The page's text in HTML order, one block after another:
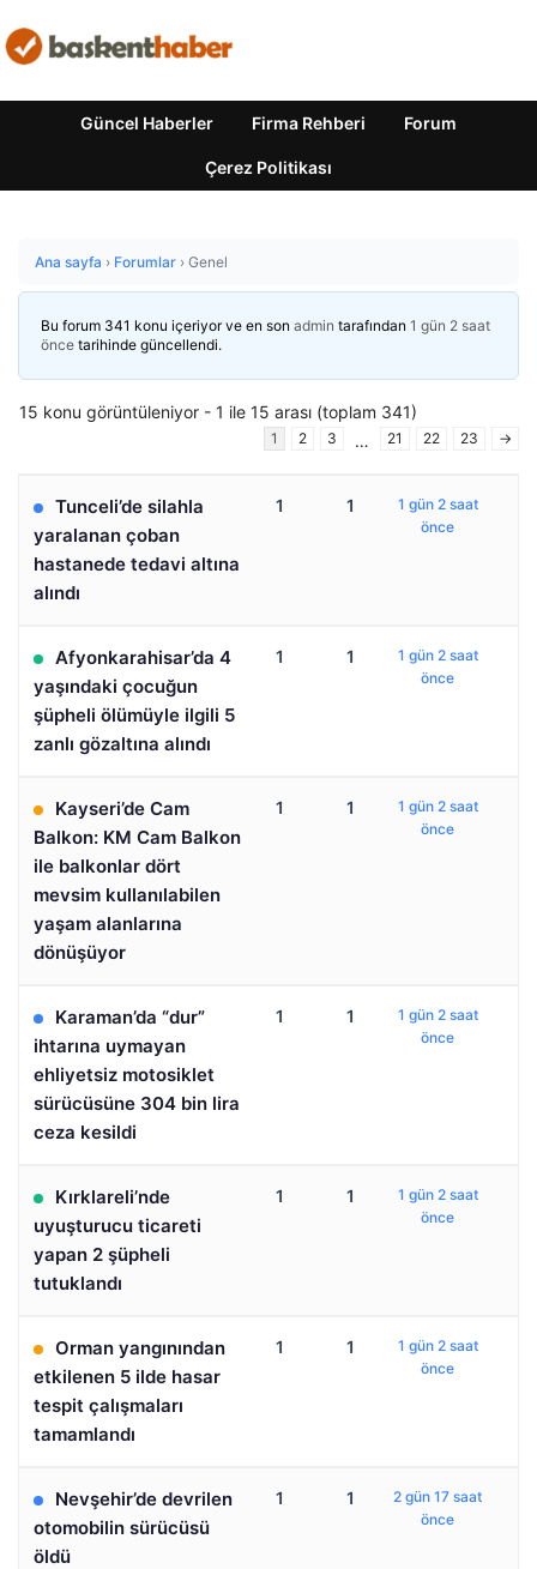
Güncel Haberler Firma Rehberi Forum
Çerez Politikası
Ana sayfa › Forumlar › Genel
Bu forum 341 konu içeriyor ve en son admin tarafından 1 gün 2 saat
önce tarihinde güncellendi.
15 konu görüntüleniyor - 1 ile 15 arası (toplam 341)
1 2 3 … 21 22 23 →
Tunceli’de silahla
yaralanan çoban
hastanede tedavi altına
alındı
1 1
1 gün 2 saat
önce
Afyonkarahisar’da 4
yaşındaki çocuğun
şüpheli ölümüyle ilgili 5
zanlı gözaltına alındı
1 1
1 gün 2 saat
önce
Kayseri’de Cam
Balkon: KM Cam Balkon
ile balkonlar dört
mevsim kullanılabilen
yaşam alanlarına
dönüşüyor
1 1
1 gün 2 saat
önce
Karaman’da “dur”
ihtarına uymayan
ehliyetsiz motosiklet
sürücüsüne 304 bin lira
ceza kesildi
1 1
1 gün 2 saat
önce
Kırklareli’nde
uyuşturucu ticareti
yapan 2 şüpheli
tutuklandı
1 1
1 gün 2 saat
önce
Orman yangınından
etkilenen 5 ilde hasar
tespit çalışmaları
tamamlandı
1 1
1 gün 2 saat
önce
Nevşehir’de devrilen
otomobilin sürücüsü
öldü
1 1
2 gün 17 saat
önce